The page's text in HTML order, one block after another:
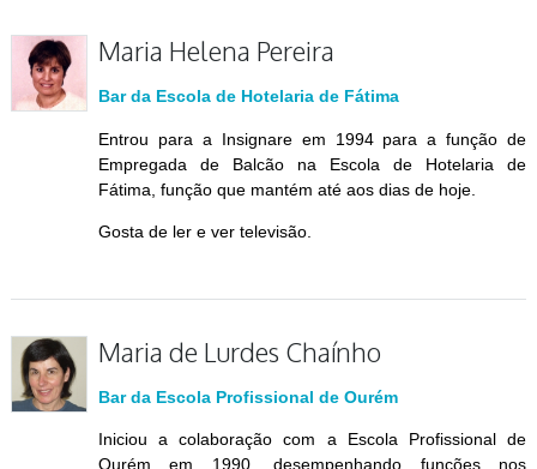
Maria Helena Pereira
Bar da Escola de Hotelaria de Fátima
Entrou para a Insignare em 1994 para a função de
Empregada de Balcão na Escola de Hotelaria de
Fátima, função que mantém até aos dias de hoje.
Gosta de ler e ver televisão.
Maria de Lurdes Chaínho
Bar da Escola Profissional de Ourém
Iniciou a colaboração com a Escola Profissional de
Ourém em 1990, desempenhando funções nos